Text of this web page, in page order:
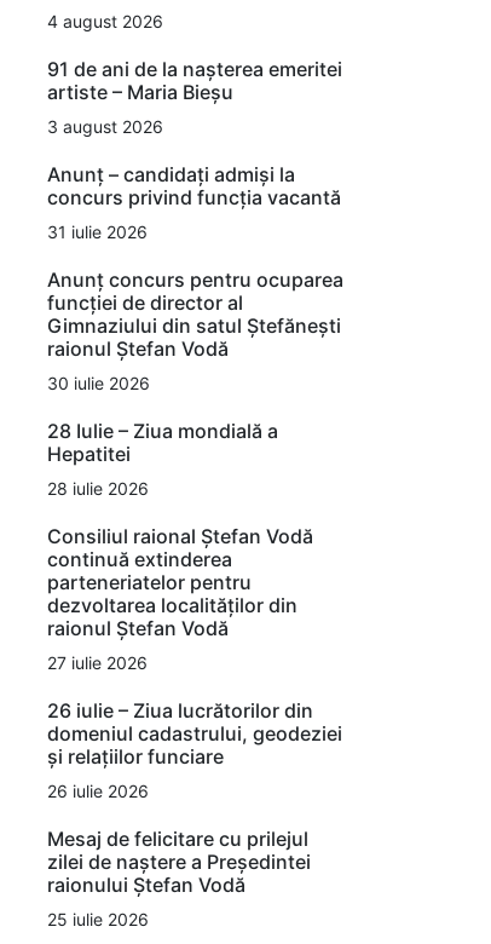
4 august 2026
91 de ani de la nașterea emeritei
artiste – Maria Bieșu
3 august 2026
Anunț – candidați admiși la
concurs privind funcția vacantă
31 iulie 2026
Anunț concurs pentru ocuparea
funcției de director al
Gimnaziului din satul Ștefănești
raionul Ștefan Vodă
30 iulie 2026
28 Iulie – Ziua mondială a
Hepatitei
28 iulie 2026
Consiliul raional Ștefan Vodă
continuă extinderea
parteneriatelor pentru
dezvoltarea localităților din
raionul Ștefan Vodă
27 iulie 2026
26 iulie – Ziua lucrătorilor din
domeniul cadastrului, geodeziei
și relațiilor funciare
26 iulie 2026
Mesaj de felicitare cu prilejul
zilei de naștere a Președintei
raionului Ștefan Vodă
25 iulie 2026